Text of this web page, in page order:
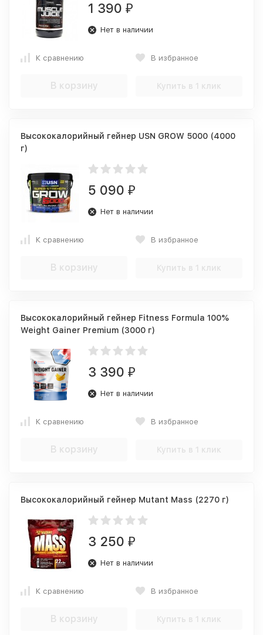
1 390 ₽
Нет в наличии
К сравнению В избранное
В корзину Купить в 1 клик
Высококалорийный гейнер USN GROW 5000 (4000
г)
5 090 ₽
Нет в наличии
К сравнению В избранное
В корзину Купить в 1 клик
Высококалорийный гейнер Fitness Formula 100%
Weight Gainer Premium (3000 г)
3 390 ₽
Нет в наличии
К сравнению В избранное
В корзину Купить в 1 клик
Высококалорийный гейнер Mutant Mass (2270 г)
3 250 ₽
Нет в наличии
К сравнению В избранное
В корзину Купить в 1 клик